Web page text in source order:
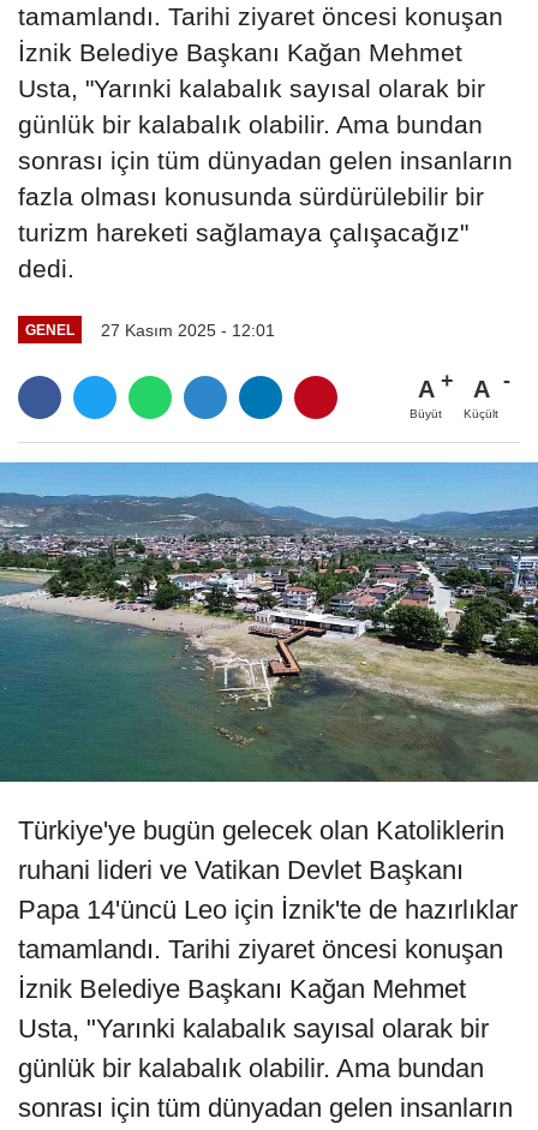
tamamlandı. Tarihi ziyaret öncesi konuşan
İznik Belediye Başkanı Kağan Mehmet
Usta, "Yarınki kalabalık sayısal olarak bir
günlük bir kalabalık olabilir. Ama bundan
sonrası için tüm dünyadan gelen insanların
fazla olması konusunda sürdürülebilir bir
turizm hareketi sağlamaya çalışacağız"
dedi.
GENEL 27 Kasım 2025 - 12:01
A
Büyüt
A
Küçült
Türkiye'ye bugün gelecek olan Katoliklerin
ruhani lideri ve Vatikan Devlet Başkanı
Papa 14'üncü Leo için İznik'te de hazırlıklar
tamamlandı. Tarihi ziyaret öncesi konuşan
İznik Belediye Başkanı Kağan Mehmet
Usta, "Yarınki kalabalık sayısal olarak bir
günlük bir kalabalık olabilir. Ama bundan
sonrası için tüm dünyadan gelen insanların